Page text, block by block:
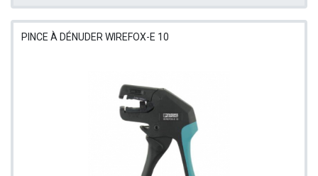
PINCE À DÉNUDER WIREFOX-E 10